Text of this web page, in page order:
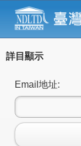
詳目顯示
Email地址: